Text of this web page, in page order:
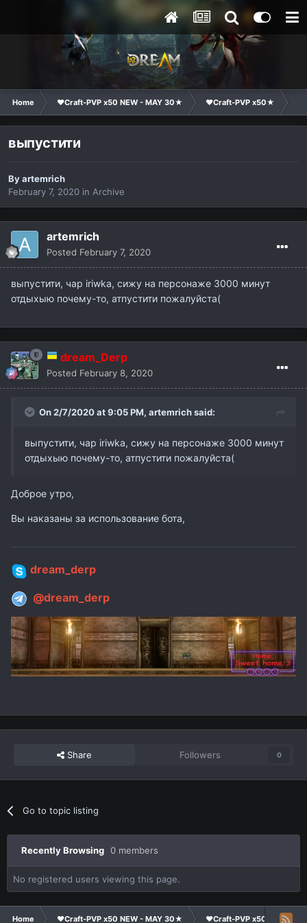
Home ❤Craft-PVP x50 NEW - MAY 30★ ❤Craft-PVP x50★
выпустити
Byartemrich
February 7, 2020 in Archive
artemrich
Posted February 7, 2020
выпустити, чар iriwka, сижу на персонаже 3000 минут
отдыхыю почему-то, атпустити пожалуйста(
dream_Derp
Posted February 8, 2020
On 2/7/2020 at 9:05 PM, artemrichsaid:
выпустити, чар iriwka, сижу на персонаже 3000 минут
отдыхыю почему-то, атпустити пожалуйста(
Доброе утро,
Вы наказаны за использование бота,
dream_derp
@dream_derp
Share Followers 0
Go to topic listing
Recently Browsing 0 members
No registered users viewing this page.
Home ❤Craft-PVP x50 NEW - MAY 30★ ❤Craft-PVP x50★